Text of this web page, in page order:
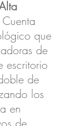
Cuenta
que
de
escritorio
de
los
en
de